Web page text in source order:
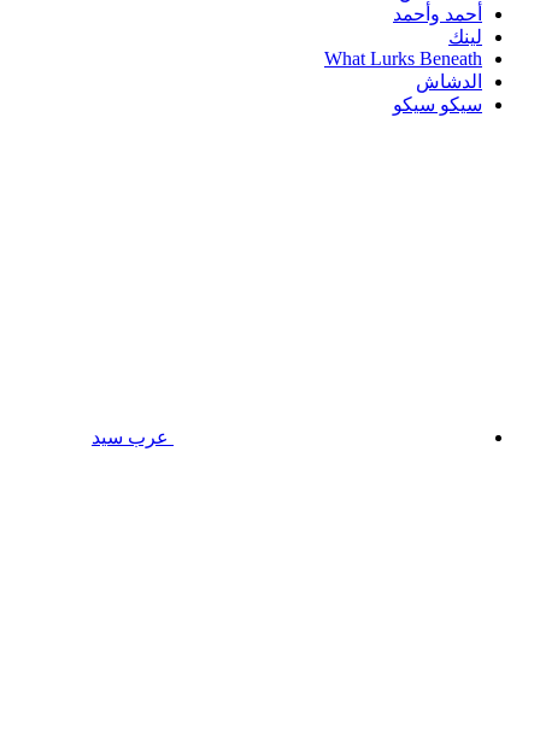
أحمد وأحمد
لينك
What Lurks Beneath
الدشاش
سيكو سيكو
عرب سيد